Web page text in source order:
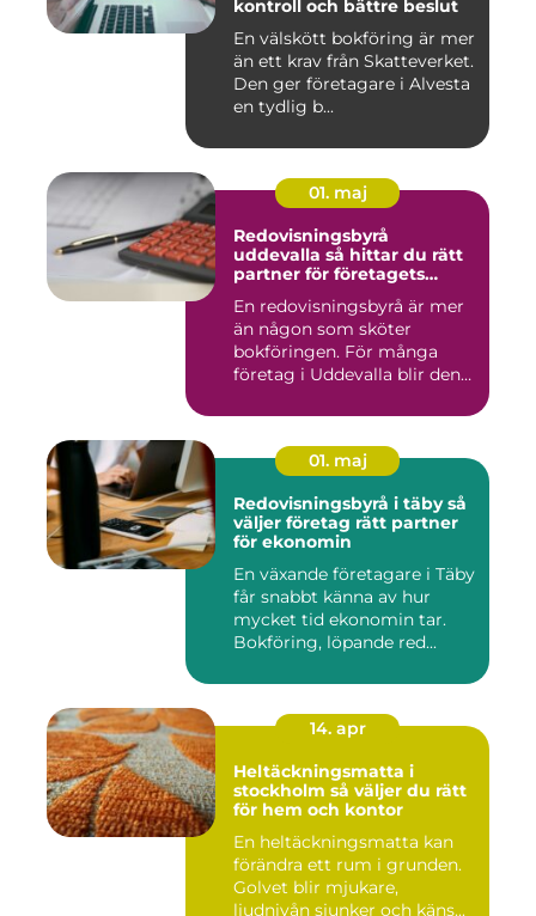
kontroll och bättre beslut
En välskött bokföring är mer
än ett krav från Skatteverket.
Den ger företagare i Alvesta
en tydlig b...
01. maj
Redovisningsbyrå
uddevalla så hittar du rätt
partner för företagets
En redovisningsbyrå är mer
än någon som sköter
bokföringen. För många
företag i Uddevalla blir den
01. maj
Redovisningsbyrå i täby så
väljer företag rätt partner
för ekonomin
En växande företagare i Täby
får snabbt känna av hur
mycket tid ekonomin tar.
Bokföring, löpande red...
14. apr
Heltäckningsmatta i
stockholm så väljer du rätt
för hem och kontor
En heltäckningsmatta kan
förändra ett rum i grunden.
Golvet blir mjukare,
ljudnivån sjunker och käns...